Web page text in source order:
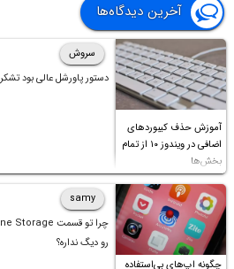
آخرین دیدگاه‌ها
آموزش حذف کیبوردهای
اضافی در ویندوز ۱۰ از تمام
بخش‌ها
سروش
دستور پاورشل عالی بود تشکر
چگونه اپ‌های بی‌استفاده
samy
رو دیگ نداره؟